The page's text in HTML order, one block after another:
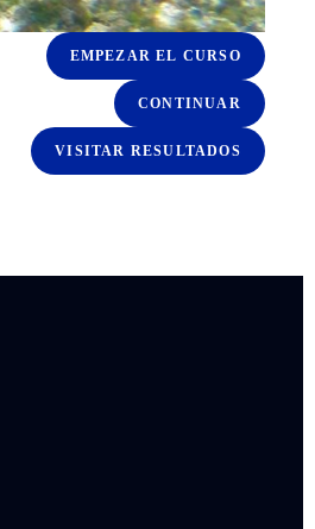
EMPEZAR EL CURSO
CONTINUAR
VISITAR RESULTADOS